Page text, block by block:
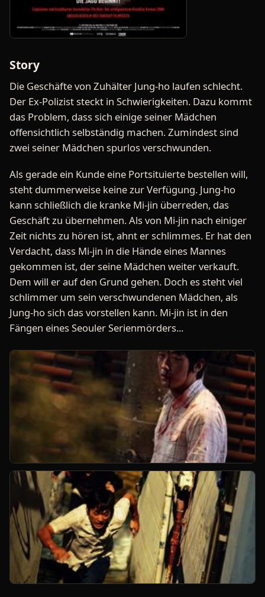
Story
Die Geschäfte von Zuhälter Jung-ho laufen schlecht.
Der Ex-Polizist steckt in Schwierigkeiten. Dazu kommt
das Problem, dass sich einige seiner Mädchen
offensichtlich selbständig machen. Zumindest sind
zwei seiner Mädchen spurlos verschwunden.
Als gerade ein Kunde eine Portsituierte bestellen will,
steht dummerweise keine zur Verfügung. Jung-ho
kann schließlich die kranke Mi-jin überreden, das
Geschäft zu übernehmen. Als von Mi-jin nach einiger
Zeit nichts zu hören ist, ahnt er schlimmes. Er hat den
Verdacht, dass Mi-jin in die Hände eines Mannes
gekommen ist, der seine Mädchen weiter verkauft.
Dem will er auf den Grund gehen. Doch es steht viel
schlimmer um sein verschwundenen Mädchen, als
Jung-ho sich das vorstellen kann. Mi-jin ist in den
Fängen eines Seouler Serienmörders...